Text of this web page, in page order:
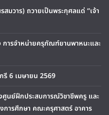
วาร) ถวายเป็นพระกุศลแด่ “เจ้า
การจำหน่ายครุภัณฑ์ยานพาหนะและ
รี 6 เมษายน 2569
ศูนย์ฝึกประสบการณ์วิชาชีพครู และ
การศึกษา คณะครุศาสตร์ อาคาร